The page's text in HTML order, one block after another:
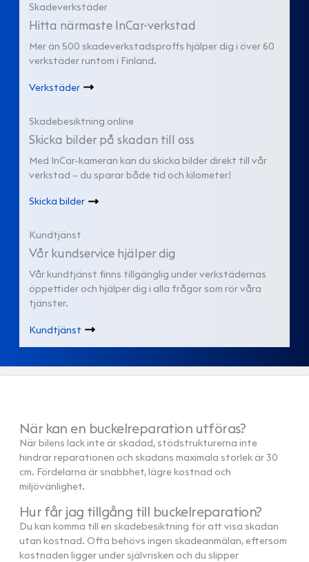
Skadeverkstäder
Hitta närmaste InCar-verkstad
Mer än 500 skadeverkstadsproffs hjälper dig i över 60
verkstäder runtom i Finland.
Verkstäder
Skadebesiktning online
Skicka bilder på skadan till oss
Med InCar-kameran kan du skicka bilder direkt till vår
verkstad – du sparar både tid och kilometer!
Skicka bilder
Kundtjänst
Vår kundservice hjälper dig
Vår kundtjänst finns tillgänglig under verkstädernas
öppettider och hjälper dig i alla frågor som rör våra
tjänster.
Kundtjänst
När kan en buckelreparation utföras?
När bilens lack inte är skadad, stödstrukturerna inte
hindrar reparationen och skadans maximala storlek är 30
cm. Fördelarna är snabbhet, lägre kostnad och
miljövänlighet.
Hur får jag tillgång till buckelreparation?
Du kan komma till en skadebesiktning för att visa skadan
utan kostnad. Ofta behövs ingen skadeanmälan, eftersom
kostnaden ligger under självrisken och du slipper